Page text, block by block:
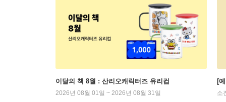
이달의 책 8월 : 산리오캐릭터즈 유리컵
2026년 08월 01일 ~ 2026년 08월 31일
[
소